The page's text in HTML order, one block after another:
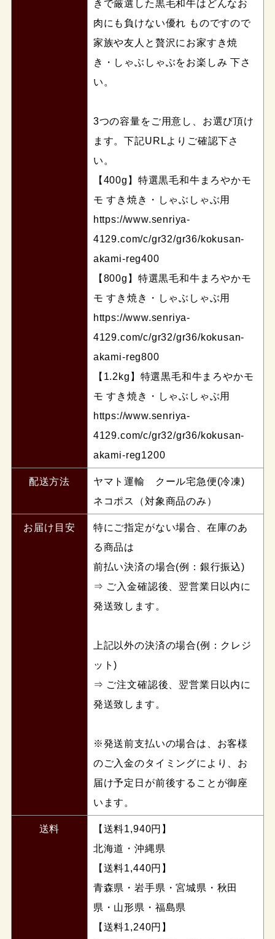
きで厳選した黒毛和牛はどんなお
肉にも負けない優れ ものですので
家族や友人と贅沢にお家すき焼
き・しゃぶしゃぶをお楽しみ 下さ
い。
3つの容量をご用意し、お選び頂け
ます。下記URLよりご確認下さ
い。
【400g】特選黒毛和牛まろやかモ
モ すき焼き・しゃぶしゃぶ用
https://www.senriya-
4129.com/c/gr32/gr36/kokusan-
akami-reg400
【800g】特選黒毛和牛まろやかモ
モ すき焼き・しゃぶしゃぶ用
https://www.senriya-
4129.com/c/gr32/gr36/kokusan-
akami-reg800
【1.2kg】特選黒毛和牛まろやかモ
モ すき焼き・しゃぶしゃぶ用
https://www.senriya-
4129.com/c/gr32/gr36/kokusan-
akami-reg1200
配送方法
ヤマト運輸 クール宅急便(冷凍)
ネコポス（対象商品のみ）
お届け目安
特にご指定がない場合、在庫のあ
る商品は
前払い決済の場合(例：銀行振込)
⇒ ご入金確認後、翌営業日以内に
発送致します。
上記以外の決済の場合(例：クレジ
ット)
⇒ ご注文確認後、翌営業日以内に
発送致します。
※発送前支払いの場合は、お客様
のご入金のタイミングにより、お
届け予定日が前後することが御座
います。
送料
【送料1,940円】
北海道・沖縄県
【送料1,440円】
青森県・岩手県・宮城県・秋田
県・山形県・福島県
【送料1,240円】